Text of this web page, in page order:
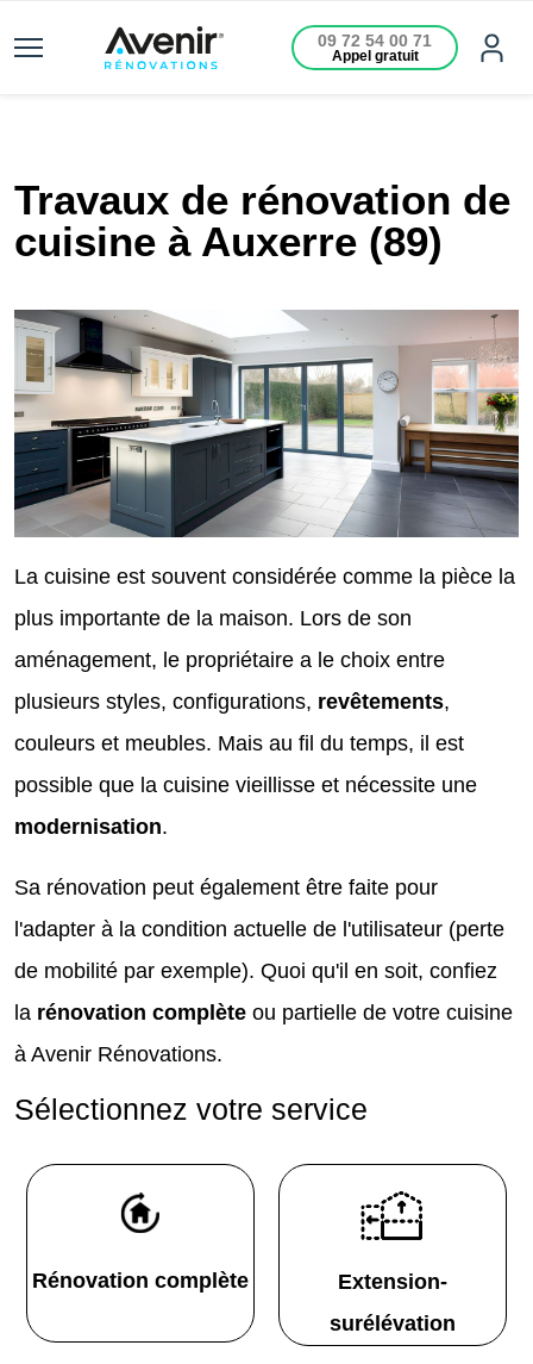
09 72 54 00 71
Appel gratuit
Travaux de rénovation de
cuisine à Auxerre (89)
La cuisine est souvent considérée comme la pièce la
plus importante de la maison. Lors de son
aménagement, le propriétaire a le choix entre
plusieurs styles, configurations, revêtements,
couleurs et meubles. Mais au fil du temps, il est
possible que la cuisine vieillisse et nécessite une
modernisation.
Sa rénovation peut également être faite pour
l'adapter à la condition actuelle de l'utilisateur (perte
de mobilité par exemple). Quoi qu'il en soit, confiez
la rénovation complète ou partielle de votre cuisine
à Avenir Rénovations.
Sélectionnez votre service
Rénovation complète
Extension-
surélévation